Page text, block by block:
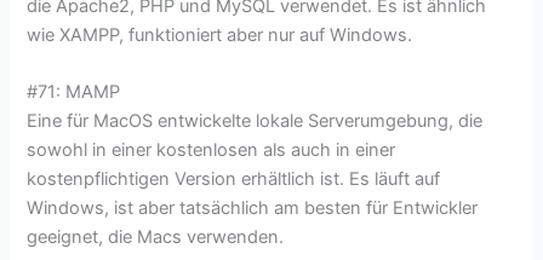
die Apache2, PHP und MySQL verwendet. Es ist ähnlich
wie XAMPP, funktioniert aber nur auf Windows.
#71: MAMP
Eine für MacOS entwickelte lokale Serverumgebung, die
sowohl in einer kostenlosen als auch in einer
kostenpflichtigen Version erhältlich ist. Es läuft auf
Windows, ist aber tatsächlich am besten für Entwickler
geeignet, die Macs verwenden.